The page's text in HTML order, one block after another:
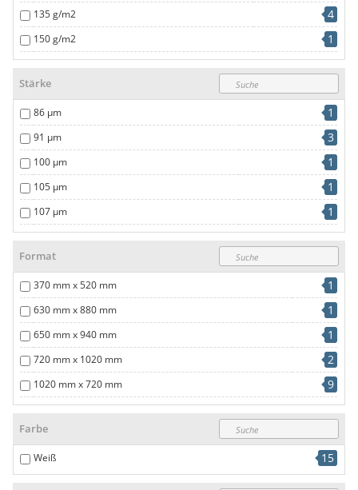
135 g/m2 4
150 g/m2 1
300 g/m2 1
Stärke
86 µm 1
91 µm 3
100 µm 1
105 µm 1
107 µm 1
125 µm 2
145 µm
Format
370 mm x 520 mm 1
630 mm x 880 mm 1
650 mm x 940 mm 1
720 mm x 1020 mm 2
1020 mm x 720 mm 9
1200 mm x 1600 mm 1
Farbe
Weiß 15